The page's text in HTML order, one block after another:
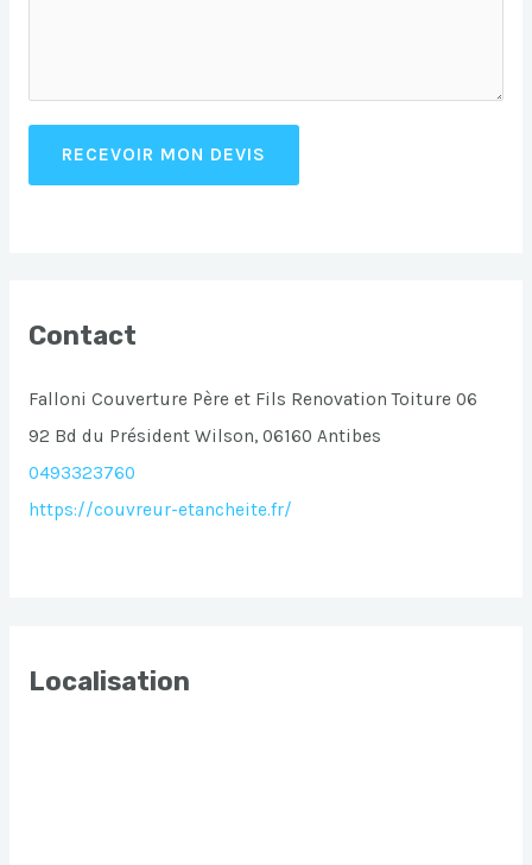
RECEVOIR MON DEVIS
Contact
Falloni Couverture Père et Fils Renovation Toiture 06
92 Bd du Président Wilson, 06160 Antibes
0493323760
https://couvreur-etancheite.fr/
Localisation